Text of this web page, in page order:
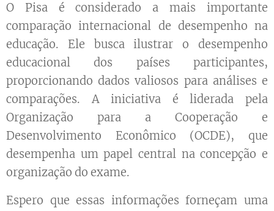
O Pisa é considerado a mais importante
comparação internacional de desempenho na
educação. Ele busca ilustrar o desempenho
educacional dos países participantes,
proporcionando dados valiosos para análises e
comparações. A iniciativa é liderada pela
Organização para a Cooperação e
Desenvolvimento Econômico (OCDE), que
desempenha um papel central na concepção e
organização do exame.
Espero que essas informações forneçam uma